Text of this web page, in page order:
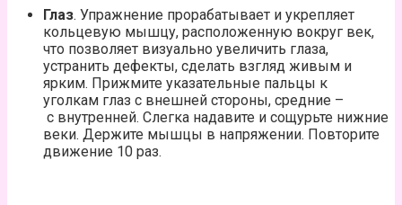
Глаз. Упражнение прорабатывает и укрепляет
кольцевую мышцу, расположенную вокруг век,
что позволяет визуально увеличить глаза,
устранить дефекты, сделать взгляд живым и
ярким. Прижмите указательные пальцы к
уголкам глаз с внешней стороны, средние –
с внутренней. Слегка надавите и сощурьте нижние
веки. Держите мышцы в напряжении. Повторите
движение 10 раз.